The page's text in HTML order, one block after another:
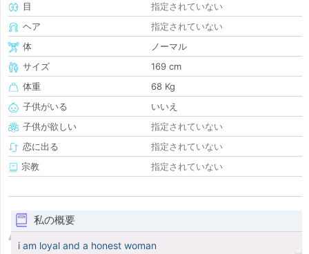
目
指定されていない
ヘア
指定されていない
体
ノーマル
サイズ
169 cm
体重
68 Kg
子供がいる
いいえ
子供が欲しい
指定されていない
恋に出る
指定されていない
宗教
指定されていない
私の概要
i am loyal and a honest woman